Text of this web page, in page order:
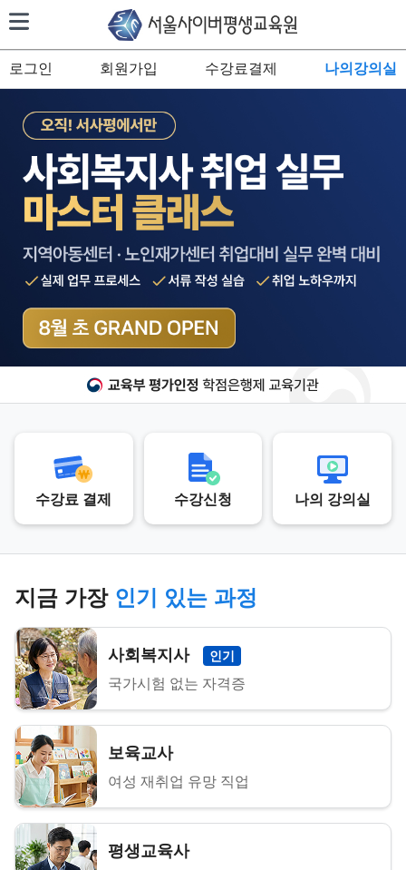
로그인 회원가입 수강료결제 나의강의실
수강료 결제 수강신청 나의 강의실
지금 가장 인기 있는 과정
사회복지사 인기
국가시험 없는 자격증
보육교사
여성 재취업 유망 직업
평생교육사